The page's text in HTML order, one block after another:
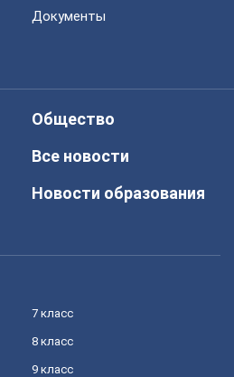
Документы
Общество
Все новости
Новости образования
7 класс
8 класс
9 класс